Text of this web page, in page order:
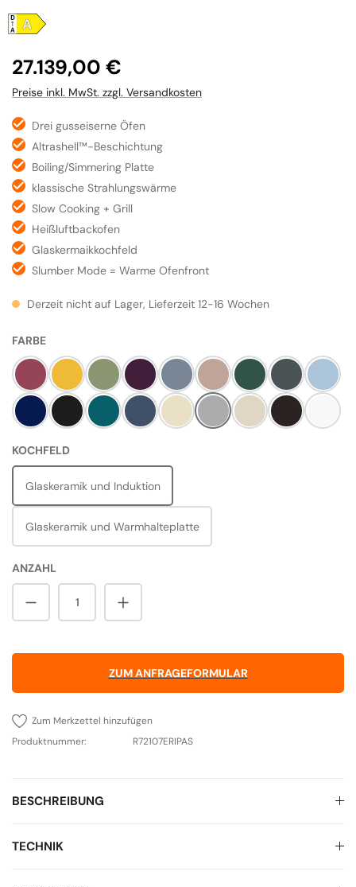
Regulärer Preis:
27.139,00 €
Preise inkl. MwSt. zzgl. Versandkosten
Drei gusseiserne Öfen
Altrashell™-Beschichtung
Boiling/Simmering Platte
klassische Strahlungswärme
Slow Cooking + Grill
Heißluftbackofen
Glaskermaikkochfeld
Slumber Mode = Warme Ofenfront
Derzeit nicht auf Lager, Lieferzeit 12-16 Wochen
FARBEAUSWÄHLEN
HimbeereMustard Olivine AubergineDove Blush Britisch Racing
Slate Duck
Dark BluePewter Salcombe BlueDartmouth Blue
Linen Pearl Ashes
Cream Black Weiß
KOCHFELDAUSWÄHLEN
Glaskeramik und Induktion
Glaskeramik und Warmhalteplatte
ANZAHL
Produkt Anzahl: Gib den gewünschten
ZUM ANFRAGEFORMULAR
Zum Merkzettel hinzufügen
Produktnummer:
R72107ERIPAS
BESCHREIBUNG
TECHNIK